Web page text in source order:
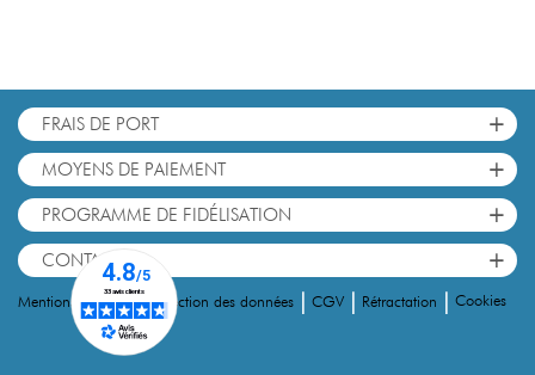
FRAIS DE PORT +
MOYENS DE PAIEMENT +
PROGRAMME DE FIDÉLISATION +
CONTACT +
Mentions Légales|Protection des données CGV Rétractation Cookies